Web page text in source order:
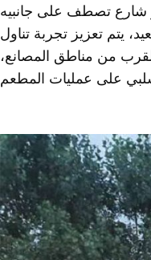
أو شارع تصطف على جانبيه
يتم تعزيز تجربة تناول
من مناطق المصانع،